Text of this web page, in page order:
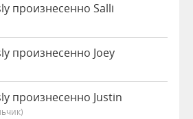
произнесенно Salli
произнесенно Joey
произнесенно Justin